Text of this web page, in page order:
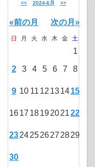
<< 2024-6月 >>
«前の月 次の月»
日 月 火 水 木 金 土
1
2 3 4 5 6 7 8
9 10 11 12 131415
1617 1819202122
2324252627 2829
30